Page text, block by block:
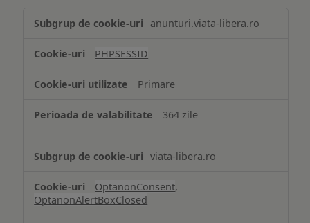
de
Cookie
necesare
anunturi.viata-libera.ro
PHPSESSID
Primare
364 zile
viata-libera.ro
OptanonConsent,
OptanonAlertBoxClosed